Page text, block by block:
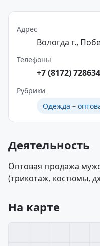
Адрес
Вологда г.,
Телефоны
+7 (8172) 728634
Рубрики
Одежда –
Деятельность
Оптовая продажа
(трикотаж, костюмы,
На карте